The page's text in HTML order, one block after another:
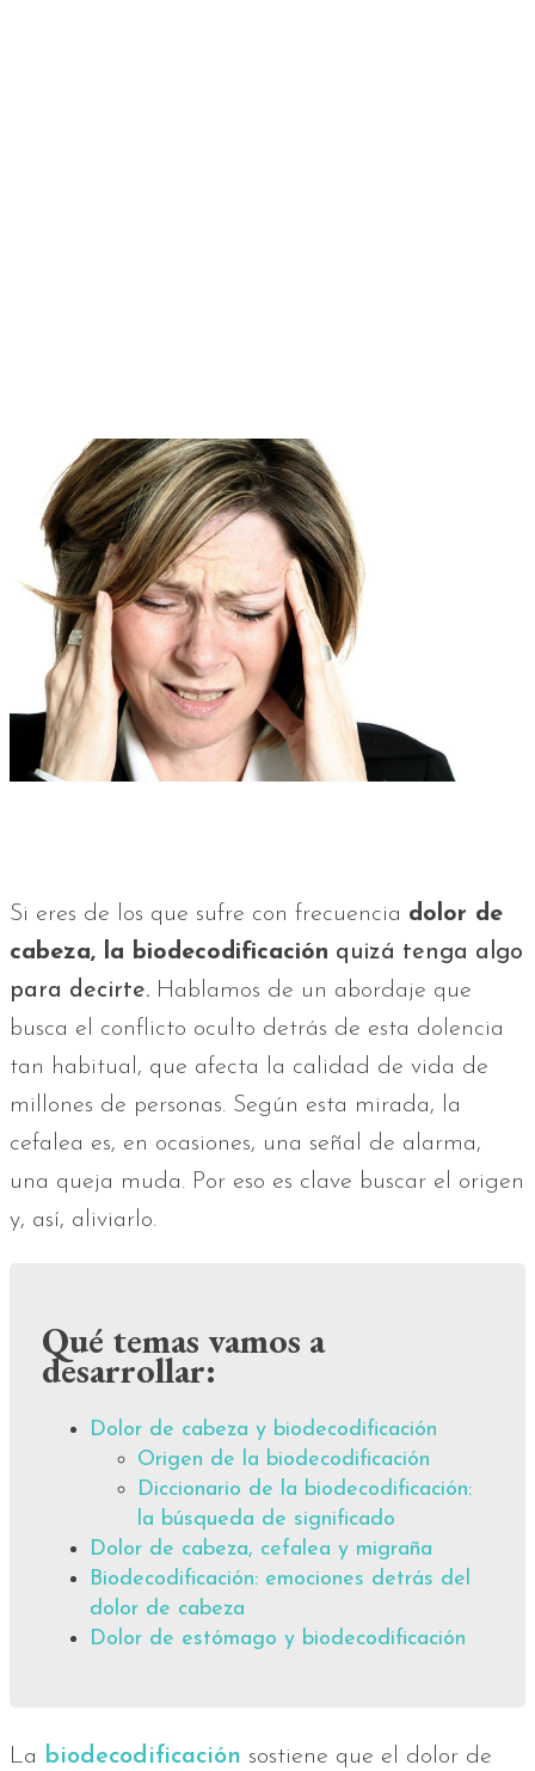
Si eres de los que sufre con frecuencia dolor de
cabeza, la biodecodificación quizá tenga algo
para decirte. Hablamos de un abordaje que
busca el conflicto oculto detrás de esta dolencia
tan habitual, que afecta la calidad de vida de
millones de personas. Según esta mirada, la
cefalea es, en ocasiones, una señal de alarma,
una queja muda. Por eso es clave buscar el origen
y, así, aliviarlo.
Qué temas vamos a
desarrollar:
Dolor de cabeza y biodecodificación
Origen de la biodecodificación
Diccionario de la biodecodificación:
la búsqueda de significado
Dolor de cabeza, cefalea y migraña
Biodecodificación: emociones detrás del
dolor de cabeza
Dolor de estómago y biodecodificación
La biodecodificación sostiene que el dolor de